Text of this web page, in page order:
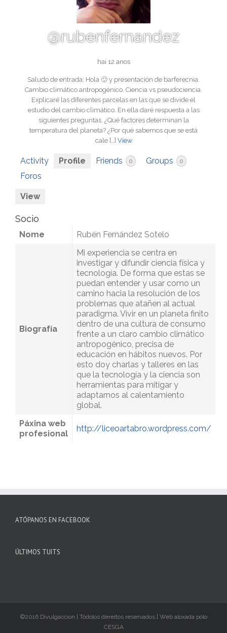
@rubenfernandez
hai 12 anos
Saludo de entrada; Hola 🙂 y presentación de barferecnia.
Cambio climático antropogénico. Ciencia vs pseudociencia.
Explicaré las diferentes parcelas en las que se divide el
estudio del cambio climático. En ella daré respuesta a las
siguientes preguntas. ¿Qué factores determinan la
temperatura del planeta? ¿Por qué sabemos que se está
cale […] View
Activity Profile Friends 0 Groups 0
Foros
View
Socio
Nome Rubén Fernández Sotelo
Biografía
Mi experiencia se centra en
investigar y difundir ciencia física y
tecnología. De forma que estas se
puedan entender y usar como un
camino hacia la resolución de los
problemas que atañen al actual
paradigma. Vivir en un planeta finito
dentro de una cultura de consumo
frente a un claro cambio climático
antropogénico, precisa de
educación en hábitos nuevos. Por
esto doy charlas y talleres en las
que la tecnología y la ciencia son
herramientas para mitigar y
adaptarnos al calentamiento
global.
Páxina web
profesional
http://liceoartabro.wordpress.com/
ATÓPANOS EN FACEBOOK
ÚLTIMOS TUITS
©2016 Divulgaccion | Tódolos dereitos reservados | Web aloxada polo
CESGA